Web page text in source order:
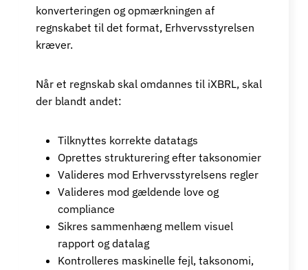
konverteringen og opmærkningen af
regnskabet til det format, Erhvervsstyrelsen
kræver.
Når et regnskab skal omdannes til iXBRL, skal
der blandt andet:
Tilknyttes korrekte datatags
Oprettes strukturering efter taksonomier
Valideres mod Erhvervsstyrelsens regler
Valideres mod gældende love og
compliance
Sikres sammenhæng mellem visuel
rapport og datalag
Kontrolleres maskinelle fejl, taksonomi,